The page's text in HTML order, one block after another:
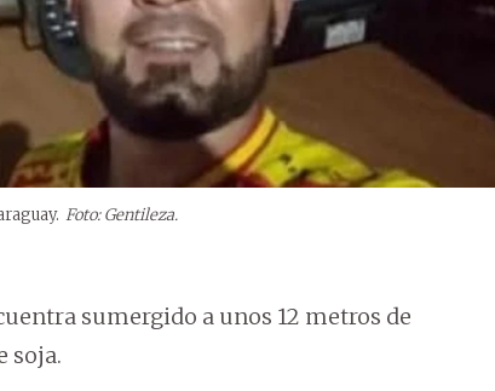
Foto: Gentileza.
sumergido a unos 12 metros de
soja.